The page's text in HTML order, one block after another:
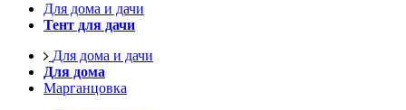
Для дома и дачи
Тент для дачи
Для дома и дачи
Для дома
Марганцовка